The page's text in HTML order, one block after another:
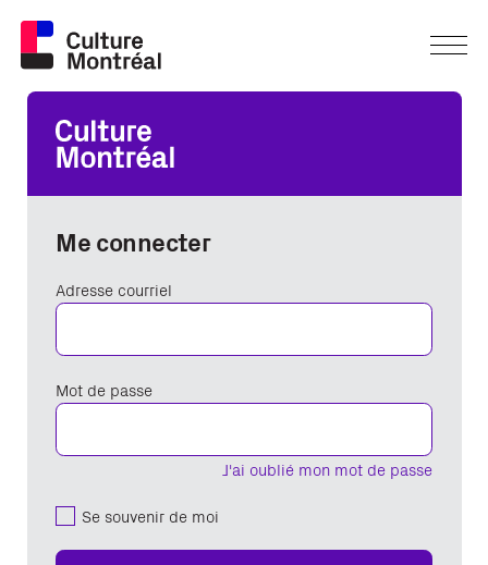
Me connecter
Adresse courriel
J'ai oublié mon mot de passe
Mot de passe
Se souvenir de moi